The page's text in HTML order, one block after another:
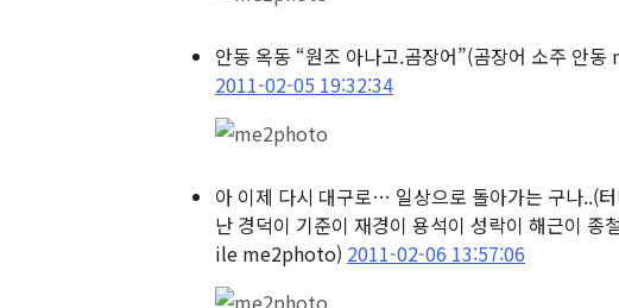
안동 옥동 “원조 아나고.곰장어”(곰장어 소주 안
2011-02-05 19:32:34
아 이제 다시 대구로… 일상으로 돌아가는 구나..(
난 경덕이 기준이 재경이 용석이 성락이 해근이
ile me2photo) 2011-02-06 13:57:06